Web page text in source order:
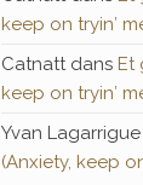
keep on tryin′
Catnattdans Et
keep on tryin′
Yvan Lagarrigue
(Anxiety, keep